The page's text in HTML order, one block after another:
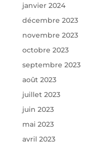
janvier 2024
décembre 2023
novembre 2023
octobre 2023
septembre 2023
août 2023
juillet 2023
juin 2023
mai 2023
avril 2023